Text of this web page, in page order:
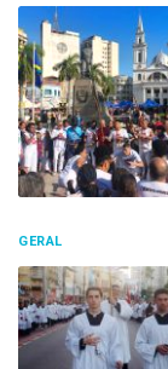
GERAL